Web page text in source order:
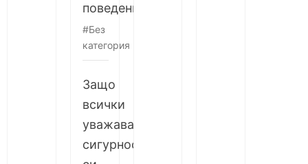
поведение
Без
категория
Защо
всички
уважаващи
сигурността